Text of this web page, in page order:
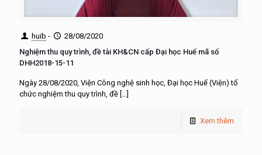
huib -
28/08/2020
Nghiệm thu quy trình, đề tài KH&CN cấp Đại học Huế mã số
DHH2018-15-11
Ngày 28/08/2020, Viện Công nghệ sinh học, Đại học Huế (Viện) tổ
chức nghiệm thu quy trình, đề
Xem thêm